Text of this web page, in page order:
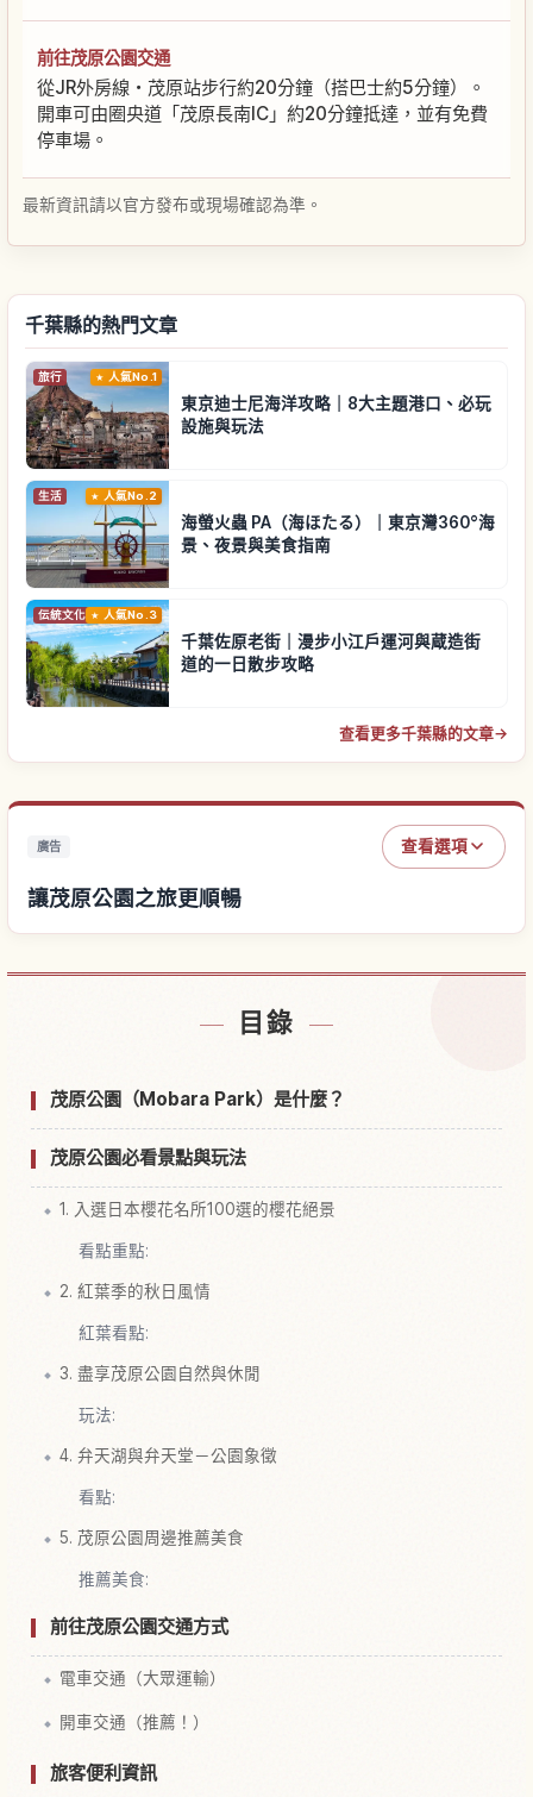
前往茂原公園交通
從JR外房線・茂原站步行約20分鐘（搭巴士約5分鐘）。
開車可由圈央道「茂原長南IC」約20分鐘抵達，並有免費
停車場。
最新資訊請以官方發布或現場確認為準。
千葉縣的熱門文章
旅行 人氣No.1
東京迪士尼海洋攻略｜8大主題港口、必玩
設施與玩法
生活 人氣No.2
海螢火蟲 PA（海ほたる）｜東京灣360°海
景、夜景與美食指南
伝統文化 人氣No.3
千葉佐原老街｜漫步小江戶運河與蔵造街
道的一日散步攻略
查看更多千葉縣的文章→
廣告 查看選項
讓茂原公園之旅更順暢
目錄
茂原公園（Mobara Park）是什麼？
茂原公園必看景點與玩法
1. 入選日本櫻花名所100選的櫻花絕景
看點重點:
2. 紅葉季的秋日風情
紅葉看點:
3. 盡享茂原公園自然與休閒
玩法:
4. 弁天湖與弁天堂－公園象徵
看點:
5. 茂原公園周邊推薦美食
推薦美食:
前往茂原公園交通方式
電車交通（大眾運輸）
開車交通（推薦！）
旅客便利資訊